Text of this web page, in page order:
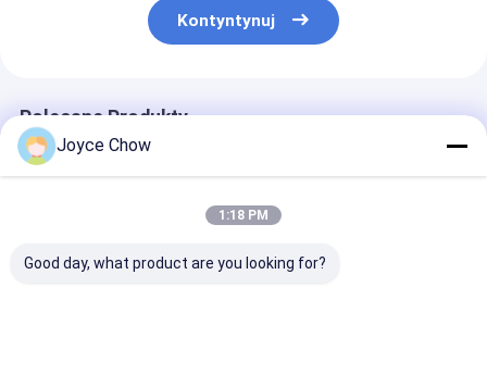
Kontyntynuj
Polecane Produkty
Joyce Chow
1:18 PM
Good day, what product are you looking for?